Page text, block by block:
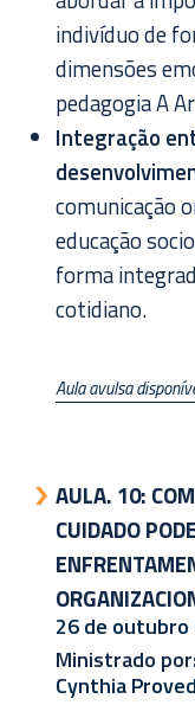
indivíduo de
dimensões
pedagogia A
Integração
comunicação
educação
forma
cotidiano.
Aula avulsa
AULA. 10:
CUIDADO
26 de outubro
Ministrado por:
Cynthia